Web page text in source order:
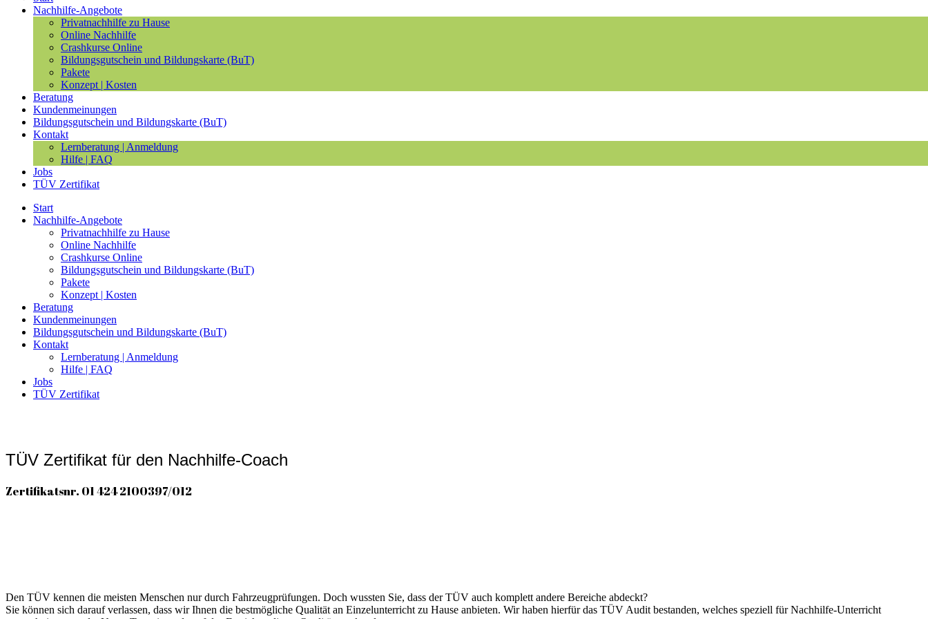
Nachhilfe-Angebote
Privatnachhilfe zu Hause
Online Nachhilfe
Crashkurse Online
Bildungsgutschein und Bildungskarte (BuT)
Pakete
Konzept | Kosten
Beratung
Kundenmeinungen
Bildungsgutschein und Bildungskarte (BuT)
Kontakt
Lernberatung | Anmeldung
Hilfe | FAQ
Jobs
TÜV Zertifikat
Start
Nachhilfe-Angebote
Privatnachhilfe zu Hause
Online Nachhilfe
Crashkurse Online
Bildungsgutschein und Bildungskarte (BuT)
Pakete
Konzept | Kosten
Beratung
Kundenmeinungen
Bildungsgutschein und Bildungskarte (BuT)
Kontakt
Lernberatung | Anmeldung
Hilfe | FAQ
Jobs
TÜV Zertifikat
TÜV Zertifikat für den Nachhilfe-Coach
Zertifikatsnr. 01 424 2100397/012
Den TÜV kennen die meisten Menschen nur durch Fahrzeugprüfungen. Doch wussten Sie, dass der TÜV auch komplett andere Bereiche abdeckt?
Sie können sich darauf verlassen, dass wir Ihnen die bestmögliche Qualität an Einzelunterricht zu Hause anbieten. Wir haben hierfür das TÜV Audit bestanden, welches speziell für Nachhilfe-Unterricht